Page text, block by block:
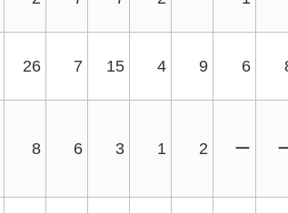
26 7 15 4 9 6
8 6 3 1 2 ー